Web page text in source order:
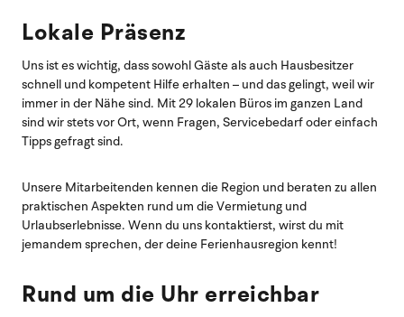
Lokale Präsenz
Uns ist es wichtig, dass sowohl Gäste als auch Hausbesitzer
schnell und kompetent Hilfe erhalten – und das gelingt, weil wir
immer in der Nähe sind. Mit 29 lokalen Büros im ganzen Land
sind wir stets vor Ort, wenn Fragen, Servicebedarf oder einfach
Tipps gefragt sind.
Unsere Mitarbeitenden kennen die Region und beraten zu allen
praktischen Aspekten rund um die Vermietung und
Urlaubserlebnisse. Wenn du uns kontaktierst, wirst du mit
jemandem sprechen, der deine Ferienhausregion kennt!
Rund um die Uhr erreichbar